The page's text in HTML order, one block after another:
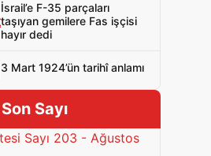
İsrail’e F-35 parçaları
taşıyan gemilere Fas işçisi
hayır dedi
3 Mart 1924’ün tarihî anlamı
Son Sayı